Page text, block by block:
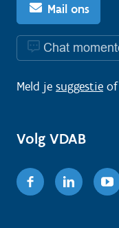
Mail ons
Chat
Meld je suggestie of
Volg VDAB
Facebook